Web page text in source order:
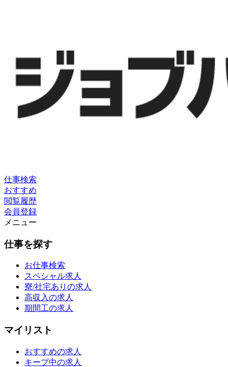
仕事検索
おすすめ
閲覧履歴
会員登録
メニュー
仕事を探す
お仕事検索
スペシャル求人
寮/社宅ありの求人
高収入の求人
期間工の求人
マイリスト
おすすめの求人
キープ中の求人